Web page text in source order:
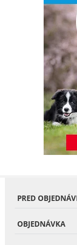
PRED
OBJEDNÁVKA